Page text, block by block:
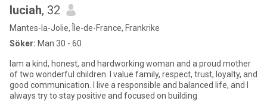
luciah, 32
Mantes-la-Jolie, Île-de-France, Frankrike
Söker: Man 30 - 60
Iam a kind, honest, and hardworking woman and a proud mother
of two wonderful children. I value family, respect, trust, loyalty, and
good communication. I live a responsible and balanced life, and I
always try to stay positive and focused on building